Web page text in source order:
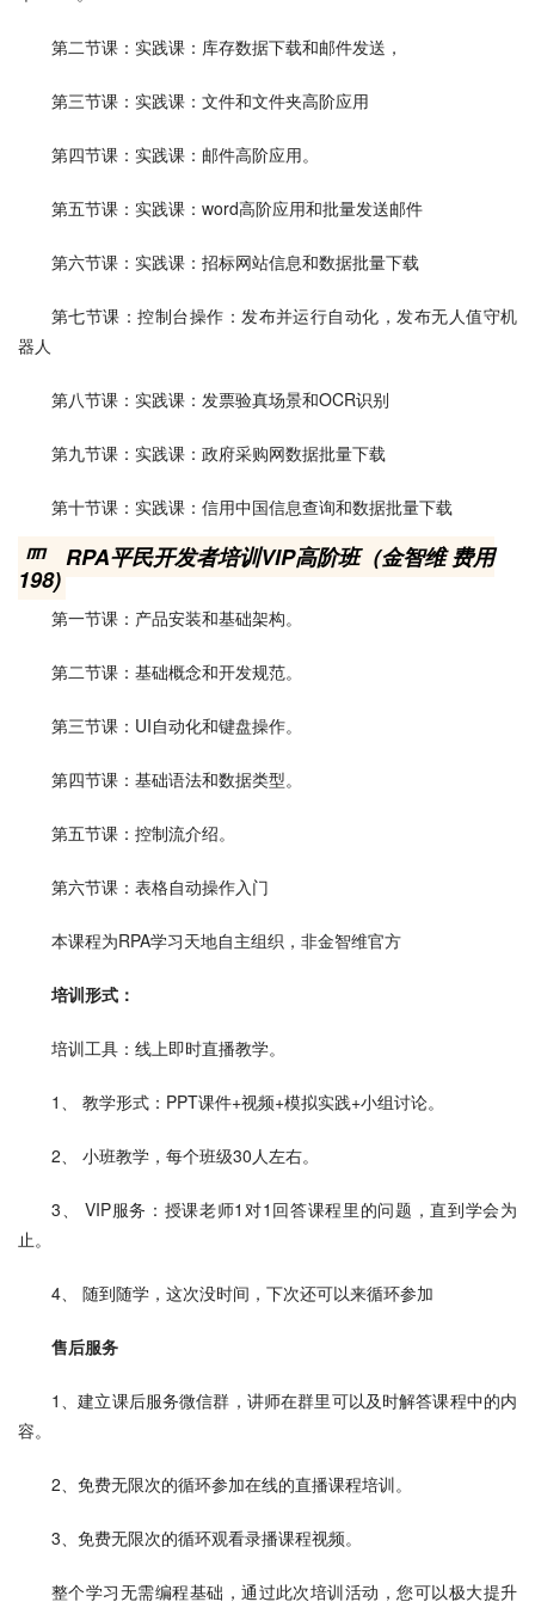
第二节课：实践课：库存数据下载和邮件发送，
第三节课：实践课：文件和文件夹高阶应用
第四节课：实践课：邮件高阶应用。
第五节课：实践课：word高阶应用和批量发送邮件
第六节课：实践课：招标网站信息和数据批量下载
第七节课：控制台操作：发布并运行自动化，发布无人值守机
器人
第八节课：实践课：发票验真场景和OCR识别
第九节课：实践课：政府采购网数据批量下载
第十节课：实践课：信用中国信息查询和数据批量下载
四、RPA平民开发者培训VIP高阶班（金智维 费用
198)
第一节课：产品安装和基础架构。
第二节课：基础概念和开发规范。
第三节课：UI自动化和键盘操作。
第四节课：基础语法和数据类型。
第五节课：控制流介绍。
第六节课：表格自动操作入门
本课程为RPA学习天地自主组织，非金智维官方
培训形式：
培训工具：线上即时直播教学。
1、 教学形式：PPT课件+视频+模拟实践+小组讨论。
2、 小班教学，每个班级30人左右。
3、 VIP服务：授课老师1对1回答课程里的问题，直到学会为
止。
4、 随到随学，这次没时间，下次还可以来循环参加
售后服务
1、建立课后服务微信群，讲师在群里可以及时解答课程中的内
容。
2、免费无限次的循环参加在线的直播课程培训。
3、免费无限次的循环观看录播课程视频。
整个学习无需编程基础，通过此次培训活动，您可以极大提升